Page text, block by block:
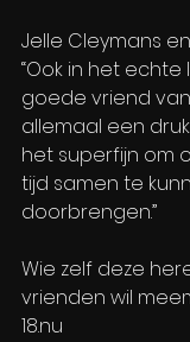
Jelle Cleymans
“Ook in het
goede vriend
allemaal een
het superfijn om
tijd samen te
doorbrengen.”
Wie zelf deze
vrienden wil
18.nu